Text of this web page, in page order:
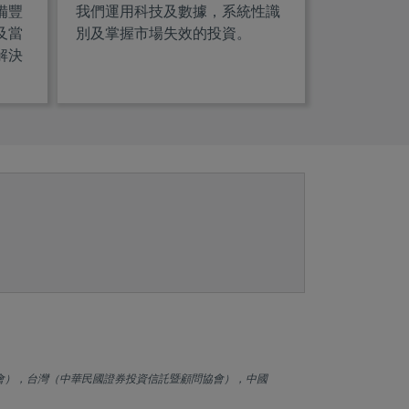
豐
當
決
我們運用科技及數據，系統性識
別及掌握市場失效的投資。
，台灣（中華民國證券投資信託暨顧問協會），中國